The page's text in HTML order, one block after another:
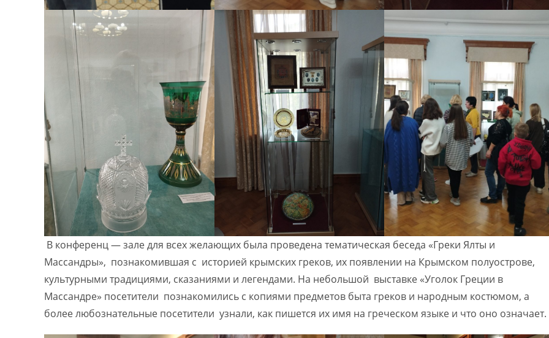
В конференц — зале для всех желающих была проведена тематическая беседа «Греки Ялты и
Массандры», познакомившая с историей крымских греков, их появлении на Крымском полуострове,
культурными традициями, сказаниями и легендами. На небольшой выставке «Уголок Греции в
Массандре» посетители познакомились с копиями предметов быта греков и народным костюмом, а
более любознательные посетители узнали, как пишется их имя на греческом языке и что оно